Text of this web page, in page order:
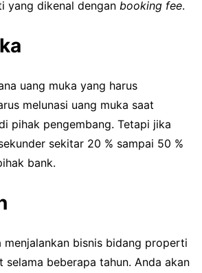
yang dikenal dengan booking fee.
uang muka yang harus
melunasi uang muka saat
pihak pengembang. Tetapi jika
sekitar 20 % sampai 50 %
bank.
menjalankan bisnis bidang properti
selama beberapa tahun. Anda akan